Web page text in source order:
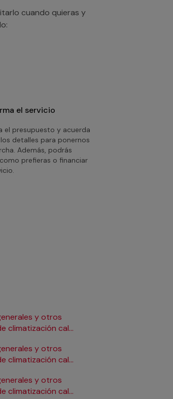
cuando quieras y
el servicio
el presupuesto y acuerda
detalles para ponernos
Además, podrás
prefieras o financiar
y otros
climatización calor
y otros
climatización calor
y otros
climatización calor